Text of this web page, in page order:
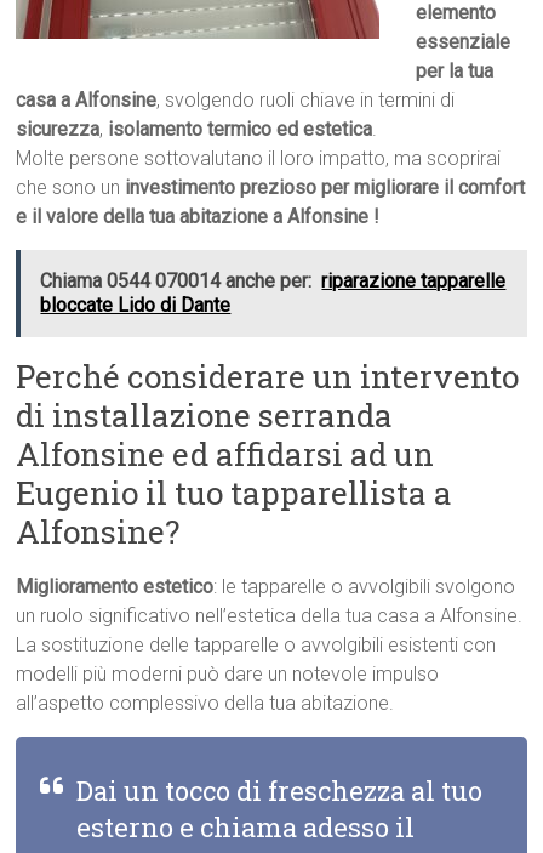
elemento
essenziale
per la tua
casa a Alfonsine, svolgendo ruoli chiave in termini di
sicurezza, isolamento termico ed estetica.
Molte persone sottovalutano il loro impatto, ma scoprirai
che sono un investimento prezioso per migliorare il comfort
e il valore della tua abitazione a Alfonsine !
Chiama 0544 070014 anche per: riparazione tapparelle
bloccate Lido di Dante
Perché considerare un intervento
di installazione serranda
Alfonsine ed affidarsi ad un
Eugenio il tuo tapparellista a
Alfonsine?
Miglioramento estetico: le tapparelle o avvolgibili svolgono
un ruolo significativo nell’estetica della tua casa a Alfonsine.
La sostituzione delle tapparelle o avvolgibili esistenti con
modelli più moderni può dare un notevole impulso
all’aspetto complessivo della tua abitazione.
Dai un tocco di freschezza al tuo
esterno e chiama adesso il